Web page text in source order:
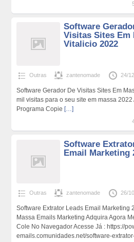
Software
Visitas Sites Em
Vitalicio 2022
Outras zantenomade 24/
Software Gerador De Visitas Sites Em
mil visitas para o seu site em massa
Programa Copie […]
Software
Email Marketing
Outras zantenomade 26/
Software Extrator Leads Email Marketing
Massa Emails Marketing Adquira Agora
Cole No Navegador Acesse Já : https://
emails.comunidades.net/software-